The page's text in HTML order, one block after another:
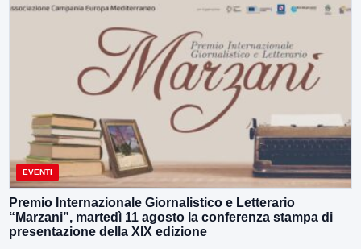
EVENTI
Premio Internazionale Giornalistico e Letterario
“Marzani”, martedì 11 agosto la conferenza stampa di
presentazione della XIX edizione